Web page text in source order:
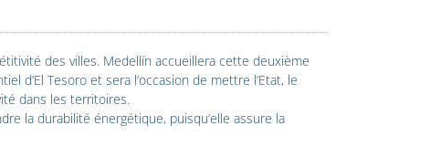
des villes. Medellín accueillera cette deuxième
d’El Tesoro et sera l’occasion de mettre l’Etat, le
dans les territoires.
la durabilité énergétique, puisqu’elle assure la